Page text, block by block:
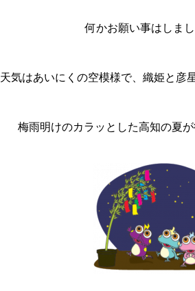
何かお願い事はしま
天気はあいにくの空模様で、織姫と彦
梅雨明けのカラッとした高知の夏